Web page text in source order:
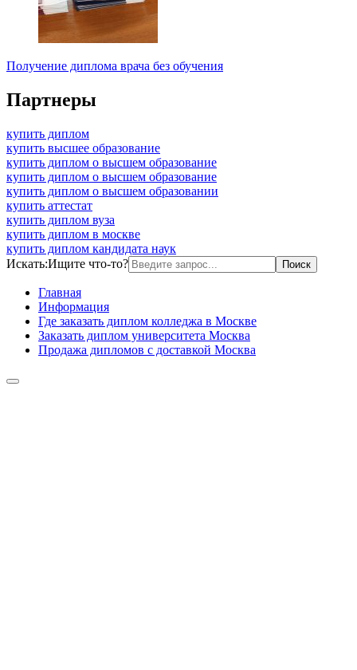
Получение диплома врача без обучения
Партнеры
купить диплом
купить высшее образование
купить диплом о высшем образование
купить диплом о высшем образование
купить диплом о высшем образовании
купить аттестат
купить диплом вуза
купить диплом в москве
купить диплом кандидата наук
Искать:Ищите что-то?
Главная
Информация
Где заказать диплом колледжа в Москве
Заказать диплом университета Москва
Продажа дипломов с доставкой Москва